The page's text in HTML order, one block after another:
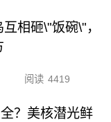
相砸\"饭碗\"，
阅读 4419
？美核潜光鲜